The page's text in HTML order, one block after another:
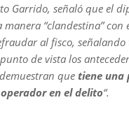
Garrido, señaló que el
“clandestina”
al fisco,
de vista los
que tiene una
en el delito“.